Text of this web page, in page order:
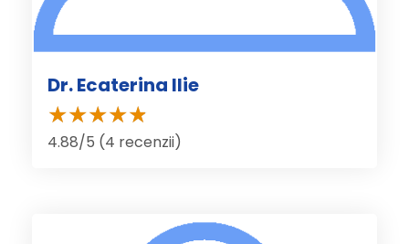
Dr. Ecaterina Ilie
4.88/5 (4 recenzii)